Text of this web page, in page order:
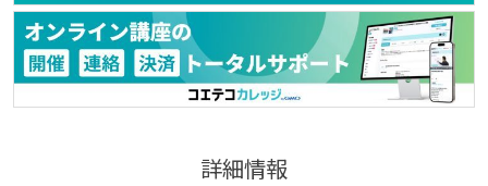
詳細情報